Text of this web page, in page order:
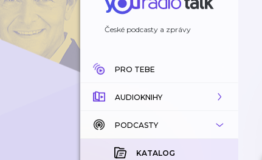
České podcasty a zprávy
PRO TEBE
AUDIOKNIHY
KATALOG
KOUPENÉ
PODCASTY
KATALOG